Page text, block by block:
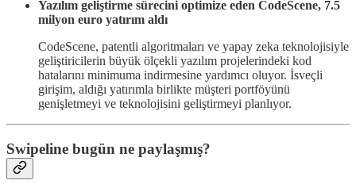
Yazılım geliştirme sürecini optimize eden CodeScene, 7.5
milyon euro yatırım aldı
CodeScene, patentli algoritmaları ve yapay zeka teknolojisiyle
geliştiricilerin büyük ölçekli yazılım projelerindeki kod
hatalarını minimuma indirmesine yardımcı oluyor. İsveçli
girişim, aldığı yatırımla birlikte müşteri portföyünü
genişletmeyi ve teknolojisini geliştirmeyi planlıyor.
Swipeline bugün ne paylaşmış?